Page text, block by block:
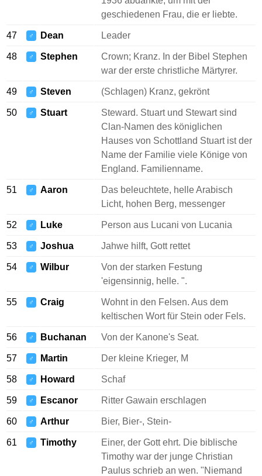
geschiedenen Frau, die er liebte.
47 ♂ Dean Leader
48 ♂ Stephen
Crown; Kranz. In der Bibel Stephen
war der erste christliche Märtyrer.
49 ♂ Steven (Schlagen) Kranz, gekrönt
50 ♂ Stuart
Steward. Stuart und Stewart sind
Clan-Namen des königlichen
Hauses von Schottland Stuart ist der
Name der Familie viele Könige von
England. Familienname.
51 ♂ Aaron
Das beleuchtete, helle Arabisch
Licht, hohen Berg, messenger
52 ♂ Luke Person aus Lucani von Lucania
53 ♂ Joshua Jahwe hilft, Gott rettet
54 ♂ Wilbur
Von der starken Festung
'eigensinnig, helle. ".
55 ♂ Craig
Wohnt in den Felsen. Aus dem
keltischen Wort für Stein oder Fels.
56 ♂ Buchanan Von der Kanone's Seat.
57 ♂ Martin Der kleine Krieger, M
58 ♂ Howard Schaf
59 ♂ Escanor Ritter Gawain erschlagen
60 ♂ Arthur Bier, Bier-, Stein-
61 ♂ Timothy
Einer, der Gott ehrt. Die biblische
Timothy war der junge Christian
Paulus schrieb an wen. "Niemand